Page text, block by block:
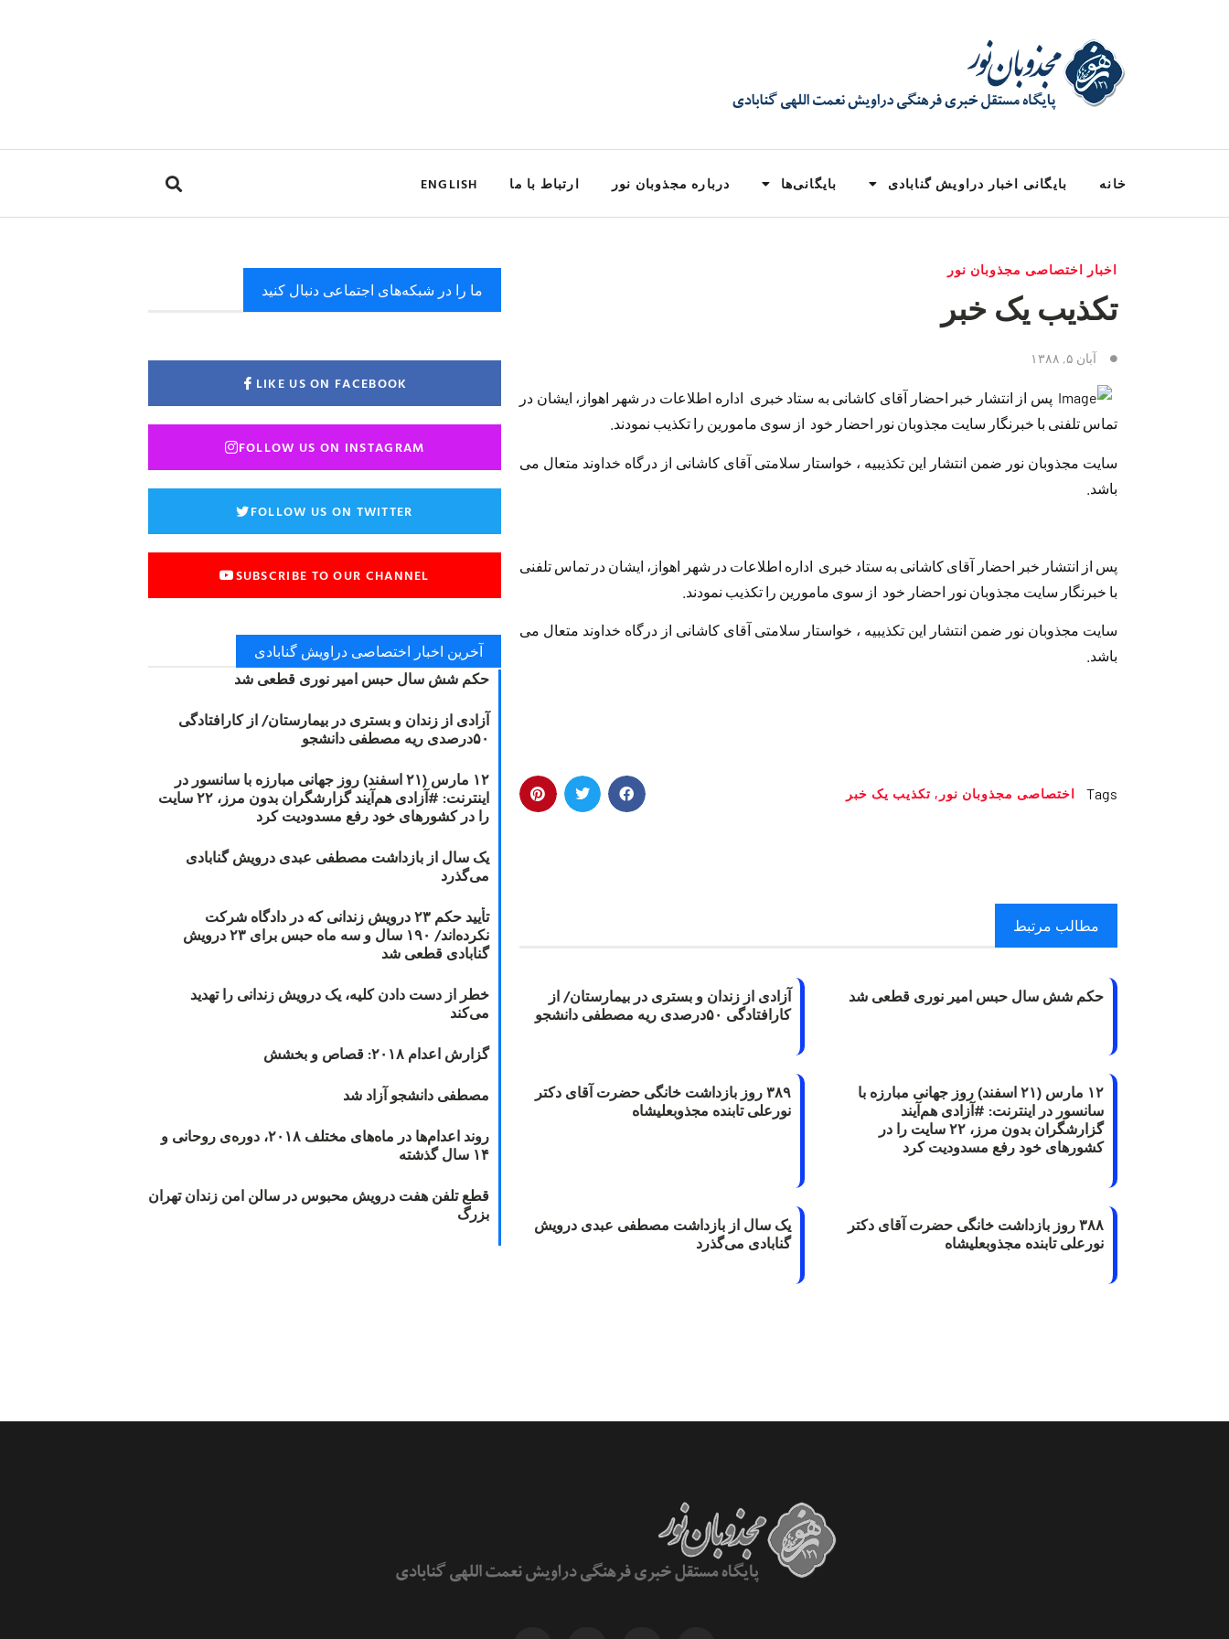
خانه بایگانی اخبار دراویش گنابادی بایگانی‌ها درباره مجذوبان نور ارتباط با ما ENGLISH
اخبار اختصاصی مجذوبان نور
تکذیب یک خبر
آبان ۵, ۱۳۸۸
پس از انتشار خبر احضار آقای کاشانی به ستاد خبری اداره اطلاعات در شهر اهواز، ایشان در
تماس تلفنی با خبرنگار سایت مجذوبان نور احضار خود از سوی مامورین را تکذیب نمودند.
سایت مجذوبان نور ضمن انتشار این تکذیبیه ، خواستار سلامتی آقای کاشانی از درگاه خداوند متعال می
باشد.
پس از انتشار خبر احضار آقای کاشانی به ستاد خبری اداره اطلاعات در شهر اهواز، ایشان در تماس تلفنی
با خبرنگار سایت مجذوبان نور احضار خود از سوی مامورین را تکذیب نمودند.
سایت مجذوبان نور ضمن انتشار این تکذیبیه ، خواستار سلامتی آقای کاشانی از درگاه خداوند متعال می
باشد.
Tags اختصاصى مجذوبان نور , تکذیب یک خبر
مطالب مرتبط
حکم شش سال حبس امیر نوری قطعی شد
آزادی از زندان و بستری در بیمارستان/ از
کارافتادگی ۵۰درصدی ریه مصطفی دانشجو
۱۲ مارس (۲۱ اسفند) روز جهانی مبارزه با
سانسور در اینترنت: #آزادی هم‌آیند
گزارشگران‌ بدون مرز، ۲۲ سایت را در
کشورهای خود رفع مسدودیت کرد
۳۸۹ روز بازداشت خانگی حضرت آقای دکتر
نورعلی تابنده مجذوبعلیشاه
۳۸۸ روز بازداشت خانگی حضرت آقای دکتر
نورعلی تابنده مجذوبعلیشاه
یک سال از بازداشت مصطفی عبدی درویش
گنابادی می‌گذرد
ما را در شبکه‌های اجتماعی دنبال کنید
LIKE US ON FACEBOOK
FOLLOW US ON INSTAGRAM
FOLLOW US ON TWITTER
SUBSCRIBE TO OUR CHANNEL
آخرین اخبار اختصاصی دراویش گنابادی
حکم شش سال حبس امیر نوری قطعی شد
آزادی از زندان و بستری در بیمارستان/ از کارافتادگی
۵۰درصدی ریه مصطفی دانشجو
۱۲ مارس (۲۱ اسفند) روز جهانی مبارزه با سانسور در
اینترنت: #آزادی هم‌آیند گزارشگران‌ بدون مرز، ۲۲ سایت
را در کشورهای خود رفع مسدودیت کرد
یک سال از بازداشت مصطفی عبدی درویش گنابادی
می‌گذرد
تأیید حکم ۲۳ درویش زندانی که در دادگاه شرکت
نکرده‌اند/ ۱۹۰ سال و سه ماه حبس برای ۲۳ درویش
گنابادی قطعی شد
خطر از دست دادن کلیه، یک درویش زندانی را تهدید
می‌کند
گزارش اعدام ۲۰۱۸: قصاص و بخشش
مصطفی دانشجو آزاد شد
روند اعدام‌ها در ماه‌های مختلف ۲۰۱۸، دوره‌ی روحانی و
۱۴ سال گذشته
قطع تلفن هفت درویش محبوس در سالن امن زندان تهران
بزرگ